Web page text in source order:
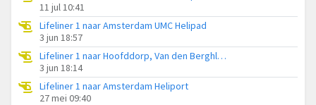
11 jul 10:41
Lifeliner 1 naar Amsterdam UMC Helipad
3 jun 18:57
Lifeliner 1 naar Hoofddorp, Van den Berghlaan
3 jun 18:14
Lifeliner 1 naar Amsterdam Heliport
27 mei 09:40